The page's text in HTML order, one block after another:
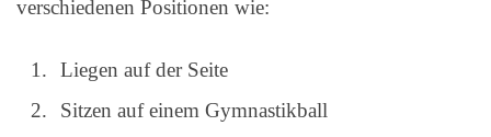
verschiedenen Positionen wie:
Liegen auf der Seite
Sitzen auf einem Gymnastikball